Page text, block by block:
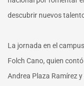
descubrir nuevos
La jornada en el
Folch Cano, quien
Andrea Plaza Ramírez